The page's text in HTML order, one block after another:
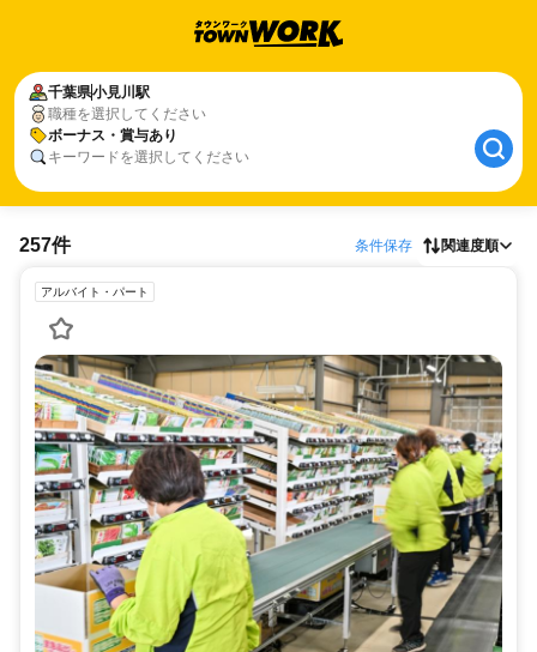
千葉県小見川駅
職種を選択してください
ボーナス・賞与あり
キーワードを選択してください
257件 条件保存 関連度順
アルバイト・パート